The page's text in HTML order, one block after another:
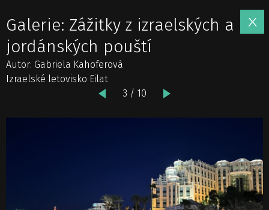
Galerie: Zážitky z izraelských a
jordánských pouští
Autor: Gabriela Kahoferová
Izraelské letovisko Eilat
3 / 10